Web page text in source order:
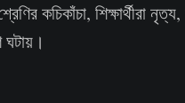
কচিকাঁচা, শিক্ষার্থীরা